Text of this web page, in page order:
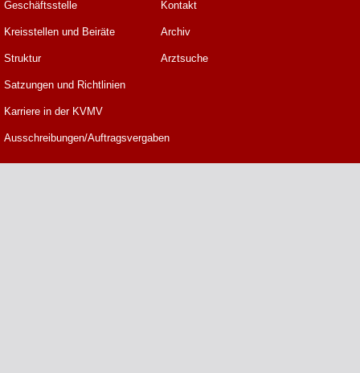
Geschäftsstelle
Kreisstellen und Beiräte
Struktur
Satzungen und Richtlinien
Karriere in der KVMV
Ausschreibungen/Auftragsvergaben
Kontakt
Archiv
Arztsuche